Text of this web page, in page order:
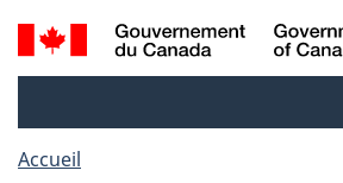
Passer
au
Passer
à
Recherche
et
Accueil